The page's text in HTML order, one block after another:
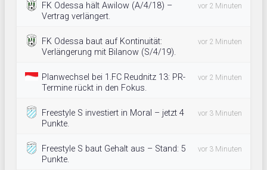
FK Odessa hält Awilow (A/4/18) –
Vertrag verlängert.
vor 2 Minuten
FK Odessa baut auf Kontinuität:
Verlängerung mit Bilanow (S/4/19).
vor 2 Minuten
Planwechsel bei 1.FC Reudnitz 13: PR-
Termine rückt in den Fokus.
vor 2 Minuten
Freestyle S investiert in Moral – jetzt 4
Punkte.
vor 3 Minuten
Freestyle S baut Gehalt aus – Stand: 5
Punkte.
vor 3 Minuten